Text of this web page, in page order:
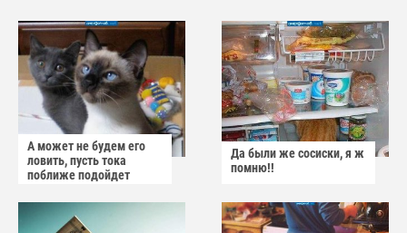
А может не будем его
ловить, пусть тока
поближе подойдет
Да были же сосиски, я ж
помню!!